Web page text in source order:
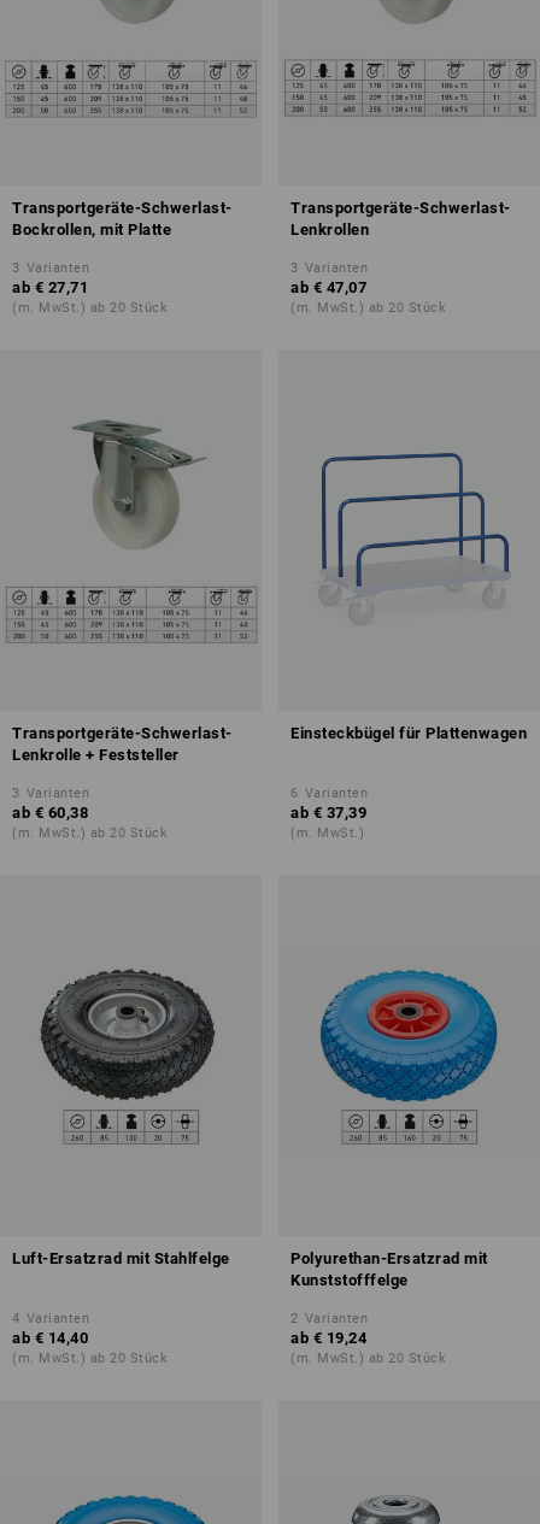
Transportgeräte-Schwerlast-
Bockrollen, mit Platte
3 Varianten
ab € 27,71
(m. MwSt.) ab 20 Stück
Transportgeräte-Schwerlast-
Lenkrollen
3 Varianten
ab € 47,07
(m. MwSt.) ab 20 Stück
Transportgeräte-Schwerlast-
Lenkrolle + Feststeller
3 Varianten
ab € 60,38
(m. MwSt.) ab 20 Stück
Einsteckbügel für Plattenwagen
6 Varianten
ab € 37,39
(m. MwSt.)
Luft-Ersatzrad mit Stahlfelge
4 Varianten
ab € 14,40
(m. MwSt.) ab 20 Stück
Polyurethan-Ersatzrad mit
Kunststofffelge
2 Varianten
ab € 19,24
(m. MwSt.) ab 20 Stück